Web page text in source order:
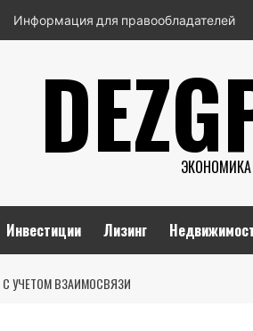
Информация для правообладателей
ЭКОНОМИКА
Инвестиции Лизинг
УЧЕТОМ ВЗАИМОСВЯЗИ